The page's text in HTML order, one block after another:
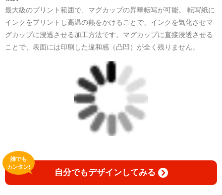
☆本作品内で表現されている作詞20曲も掲載.
日本語版: https://amzn.asia/d/1pxD3g4
小説 [弛まぬ言霊] 挿画&グッズカタログ
<デザイン画集:Comics Style Version.>
＜著者:挿画作成＞ 凛々風 猛 -リリカゼタケル
日本語版: https://amzn.asia/d/fxD6D5U
小説 [弛まぬ言霊] <挿画:スケッチ&塗り絵ver.>
-挿画デザイン画集&グッズカタログ-
＜著者/小説:作詞:挿画作成＞
凛々風 猛-リリカゼタケル
<デザイン画集&グッズカタログ>
＿＿＿＿＿＿＿＿＿＿＿＿＿＿＿＿＿＿＿＿＿＿
最大級のプリント範囲で、マグカップの昇華転写が可能。 転写紙に
インクをプリントし高温の熱をかけることで、インクを気化させマ
グカップに浸透させる加工方法です。マグカップに直接浸透させる
ことで、表面には印刷した違和感（凸凹）が全く残りません。
自分でもデザインしてみる
誰でも
カンタン!